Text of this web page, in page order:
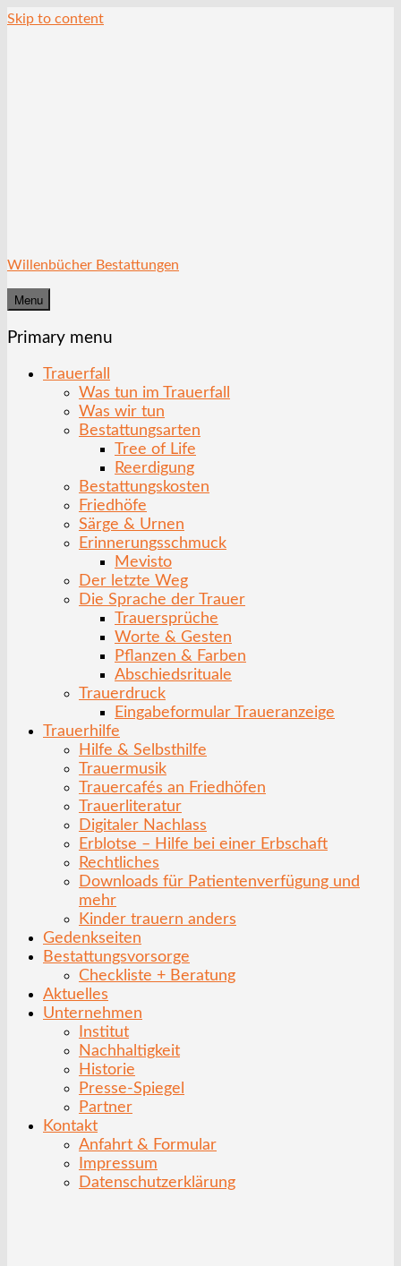
Skip to content
Willenbücher Bestattungen
Menu
Primary menu
Trauerfall
Was tun im Trauerfall
Was wir tun
Bestattungsarten
Tree of Life
Reerdigung
Bestattungskosten
Friedhöfe
Särge & Urnen
Erinnerungsschmuck
Mevisto
Der letzte Weg
Die Sprache der Trauer
Trauersprüche
Worte & Gesten
Pflanzen & Farben
Abschiedsrituale
Trauerdruck
Eingabeformular Traueranzeige
Trauerhilfe
Hilfe & Selbsthilfe
Trauermusik
Trauercafés an Friedhöfen
Trauerliteratur
Digitaler Nachlass
Erblotse – Hilfe bei einer Erbschaft
Rechtliches
Downloads für Patientenverfügung und
mehr
Kinder trauern anders
Gedenkseiten
Bestattungsvorsorge
Checkliste + Beratung
Aktuelles
Unternehmen
Institut
Nachhaltigkeit
Historie
Presse-Spiegel
Partner
Kontakt
Anfahrt & Formular
Impressum
Datenschutzerklärung